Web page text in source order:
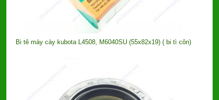
Bi tê máy cày kubota L4508, M6040SU (55x82x19) ( bi tì côn)